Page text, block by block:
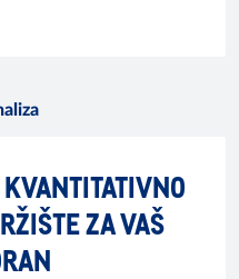
ZA VAŠ